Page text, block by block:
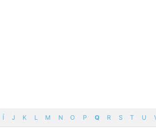
Í J K L M N O P Q R S T U